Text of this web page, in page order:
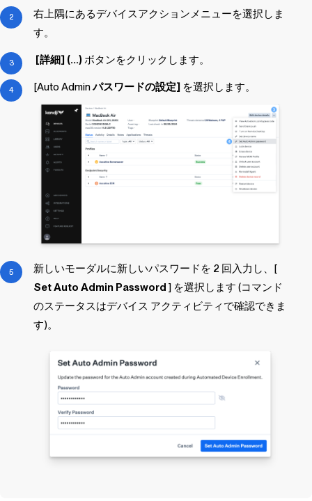
右上隅にあるデバイスアクションメニューを選択しま
す。
[詳細] (...) ボタンをクリックします。
[Auto Adminパスワードの設定] を選択します。
新しいモーダルに新しいパスワードを 2 回入力し、[
Set Auto Admin Password ] を選択します (コマンド
のステータスはデバイス アクティビティで確認できま
す)。